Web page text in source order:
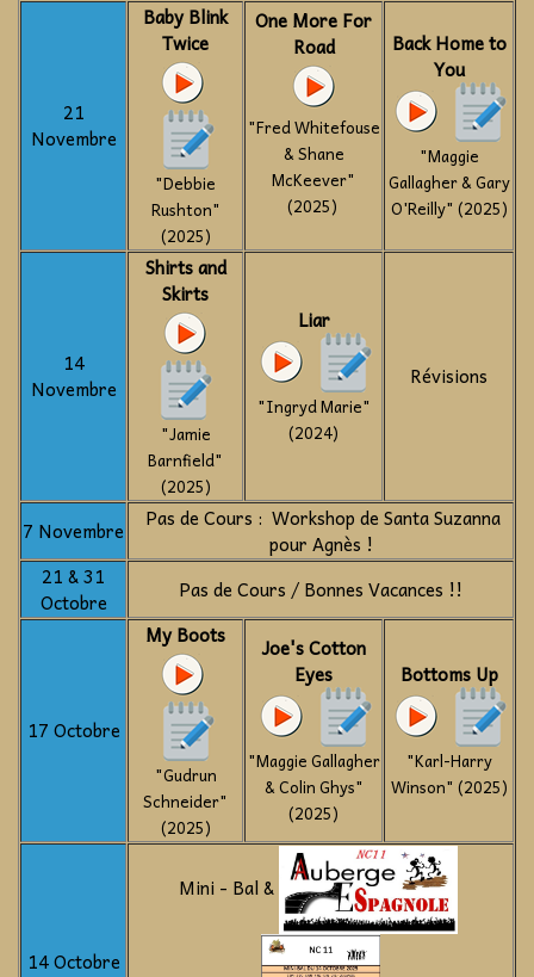
21
Novembre
Baby Blink
Twice
"Debbie
Rushton"
(2025)
One More For
Road
"Fred Whitefouse
& Shane
McKeever"
(2025)
Back Home to
You
"Maggie
Gallagher & Gary
O'Reilly" (2025)
14
Novembre
Shirts and
Skirts
"Jamie
Barnfield"
(2025)
Liar
"Ingryd Marie"
(2024)
Révisions
7 Novembre
Pas de Cours : Workshop de Santa Suzanna
pour Agnès !
21 & 31
Octobre
Pas de Cours / Bonnes Vacances !!
17 Octobre
My Boots
"Gudrun
Schneider"
(2025)
Joe's Cotton
Eyes
"Maggie Gallagher
& Colin Ghys"
(2025)
Bottoms Up
"Karl-Harry
Winson" (2025)
14 Octobre
Mini - Bal &